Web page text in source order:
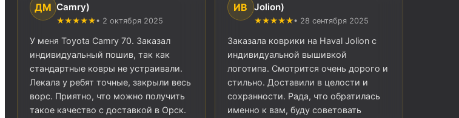
ДМ Camry)
★★★★★• 2 октября 2025
У меня Toyota Camry 70. Заказал
индивидуальный пошив, так как
стандартные ковры не устраивали.
Лекала у ребят точные, закрыли весь
ворс. Приятно, что можно получить
такое качество с доставкой в Орск.
ИВ
Jolion)
★★★★★• 28 сентября 2025
Заказала коврики на Haval Jolion с
индивидуальной вышивкой
логотипа. Смотрится очень дорого и
стильно. Доставили в целости и
сохранности. Рада, что обратилась
именно к вам, буду советовать